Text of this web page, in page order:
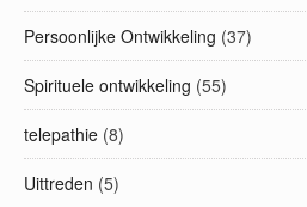
Persoonlijke Ontwikkeling (37)
Spirituele ontwikkeling (55)
telepathie (8)
Uittreden (5)